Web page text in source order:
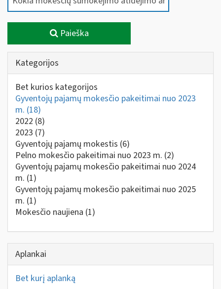
Paieška
Kategorijos
Bet kurios kategorijos
Gyventojų pajamų mokesčio pakeitimai nuo 2023
m. (18)
2022 (8)
2023 (7)
Gyventojų pajamų mokestis (6)
Pelno mokesčio pakeitimai nuo 2023 m. (2)
Gyventojų pajamų mokesčio pakeitimai nuo 2024
m. (1)
Gyventojų pajamų mokesčio pakeitimai nuo 2025
m. (1)
Mokesčio naujiena (1)
Aplankai
Bet kurį aplanką